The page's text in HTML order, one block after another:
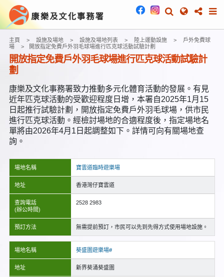
主頁 設施及場地 設施及場地列表 陸上運動設施
戶外免費球
場
開放指定免費戶外羽毛球場進行匹克球活動試驗計劃
開放指定免費戶外羽毛球場進行匹克球活動試驗計
劃
康樂及文化事務署致力推動多元化體育活動的發展。有見
近年匹克球活動的受歡迎程度日增，本署自2025年1月15
日起推行試驗計劃，開放指定免費戶外羽毛球場，供市民
進行匹克球活動。經檢討場地的合適程度後，指定場地名
單將由2026年4月1日起調整如下。詳情可向有關場地查
詢。
場地名稱 寶雲道臨時遊樂場
地址 香港灣仔寶雲道
查詢電話
(辦公時間)
2528 2983
預訂方法 無需提前預訂，市民可以先到先得方式使用場地設施。
場地名稱 葵盛圍遊樂場#
地址 新界葵涌葵盛圍